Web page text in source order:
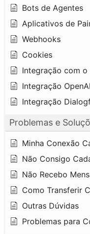
Bots de Agentes
Aplicativos de
Webhooks
Cookies
Integração com o
Integração OpenAI
Integração
Problemas e
Minha Conexão
Não Consigo
Não Recebo
Como Transferir
Outras Dúvidas
Problemas para